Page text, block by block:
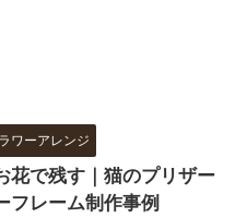
ワーアレンジ
花で残す｜猫のプリザー
フレーム制作事例